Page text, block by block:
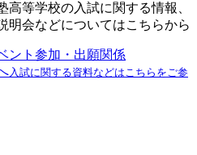
高等学校の入試に関する情報、
明会などについてはこちらから
ント参加・出願関係
入試に関する資料などはこちらをご参